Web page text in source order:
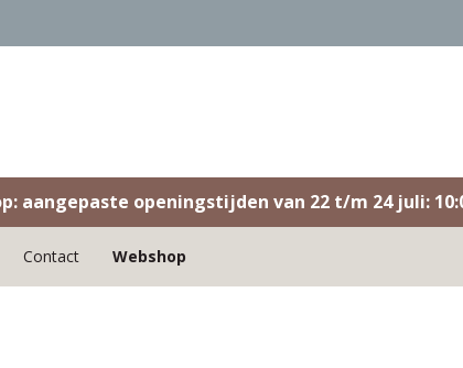
aangepaste openingstijden van 22 t/m 24 juli:
Contact Webshop